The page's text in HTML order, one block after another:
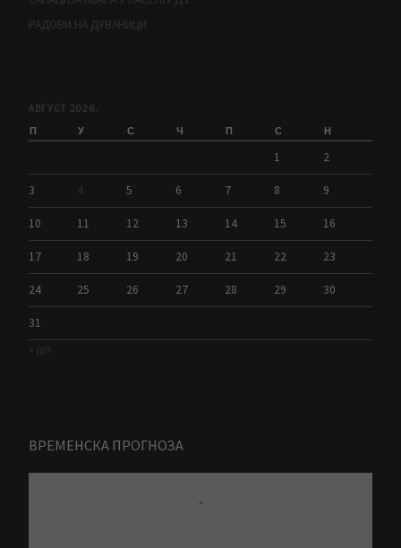
РАДОВИ НА ДУВАНИЦИ
АВГУСТ 2026.
П У С Ч П С Н
1 2
3 4 5 6 7 8 9
10 11 12 13 14 15 16
17 18 19 20 21 22 23
24 25 26 27 28 29 30
31
« јул
ВРЕМЕНСКА ПРОГНОЗА
-